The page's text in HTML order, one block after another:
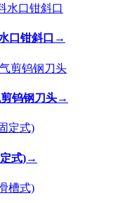
口钳斜口 →
钨钢刀头→
式)→